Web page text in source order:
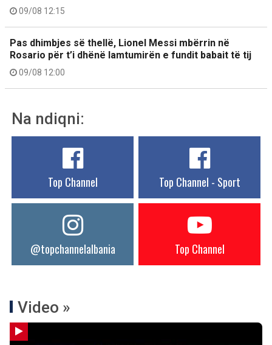
09/08 12:15
Pas dhimbjes së thellë, Lionel Messi mbërrin në
Rosario për t’i dhënë lamtumirën e fundit babait të tij
09/08 12:00
Na ndiqni:
Top Channel Top Channel - Sport
@topchannelalbania Top Channel
Video »